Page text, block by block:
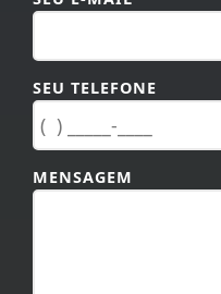
SEU TELEFONE
MENSAGEM